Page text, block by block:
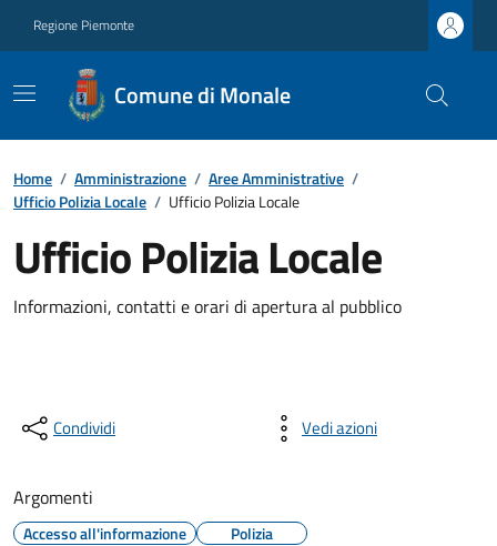
Regione Piemonte
Comune di Monale
Home / Amministrazione / Aree Amministrative /
Ufficio Polizia Locale / Ufficio Polizia Locale
Ufficio Polizia Locale
Informazioni, contatti e orari di apertura al pubblico
Condividi Vedi azioni
Argomenti
Accesso all'informazione Polizia